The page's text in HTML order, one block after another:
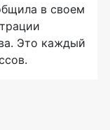
в своем
Это каждый